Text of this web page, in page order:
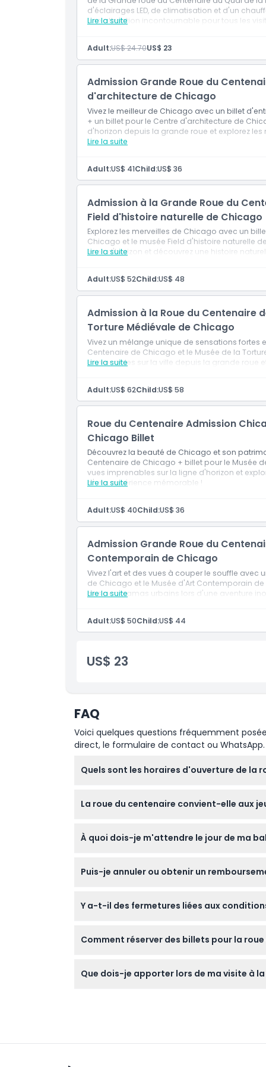
Politique enfant/adulte
Exclus
Heures d'ouverture
À savoir
Emplacement
Comment s'y rendre
Comment échanger
Politique d'annulation
d'éclairages LED, de climatisation et d'un
Une attraction incontournable pour tous les
Lire la suite
Adult:US$ 24.70US$ 23
Admission Grande Roue du
d'architecture de Chicago
Vivez le meilleur de Chicago avec un billet
+ un billet pour le Centre d'architecture de
d'horizon depuis la grande roue et explorez
!Lire la suite
Adult:US$ 41Child:US$ 36
Admission à la Grande Roue du
Field d'histoire naturelle de Chicago
Explorez les merveilles de Chicago avec un
Chicago et le musée Field d'histoire naturelle
ligne d'horizon et découvrez une histoire
Lire la suite
Adult:US$ 52Child:US$ 48
Admission à la Roue du Centenaire
Torture Médiévale de Chicago
Vivez un mélange unique de sensations fortes
Centenaire de Chicago et le Musée de la
imprenables sur la ville depuis la grande roue
Lire la suite
Adult:US$ 62Child:US$ 58
Roue du Centenaire Admission
Chicago Billet
Découvrez la beauté de Chicago et son
Centenaire de Chicago + billet pour le Musée
vues imprenables sur la ligne d'horizon et
d'une expérience mémorable !
Lire la suite
Adult:US$ 40Child:US$ 36
Admission Grande Roue du
Contemporain de Chicago
Vivez l'art et des vues à couper le souffle avec
de Chicago et le Musée d'Art Contemporain
des panoramas urbains lors d'une aventure
Lire la suite
Adult:US$ 50Child:US$ 44
US$ 23
FAQ
Voici quelques questions fréquemment
direct, le formulaire de contact ou WhatsApp.
Quels sont les horaires d'ouverture de la
réserve de modifications — veuillez
La roue du centenaire convient-elle aux
manège est accessible en fauteuil roulant,
À quoi dois-je m'attendre le jour de ma
degrés sur Chicago et le lac Michigan.
Puis-je annuler ou obtenir un
Y a-t-il des fermetures liées aux
extrême afin d'assurer la sécurité de tous.
Comment réserver des billets pour la
en toute sécurité.
Que dois-je apporter lors de ma visite à